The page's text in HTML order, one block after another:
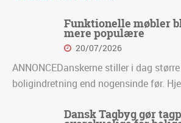
Funktionelle møbler
mere populære
20/07/2026
ANNONCEDanskerne stiller i dag
boligindretning end nogensinde før.
Dansk Tagbyg gør